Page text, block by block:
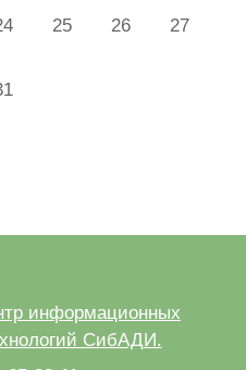
21 июля
22 июля
среда 23 июля
событий, четверг 24 июля
Нет событий, пятница
25 Нет событий,
26 Нет
27
28 июля
29 июля
среда 30 июля
событий, четверг 31 июля
информационных
СибАДИ.